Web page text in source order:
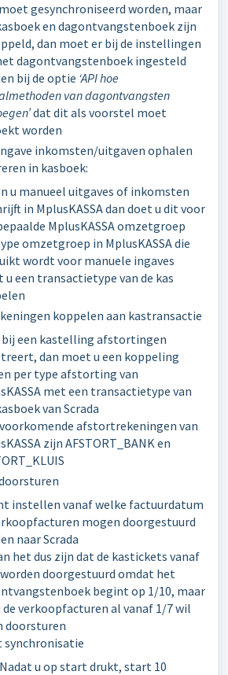
gesynchroniseerd worden, maar
en dagontvangstenboek zijn
dan moet er bij de instellingen
dagontvangstenboek ingesteld
bij de optie ‘API hoe
van dagontvangsten
dat dit als voorstel moet
worden
inkomsten/uitgaven ophalen
in kasboek:
u manueel uitgaves of inkomsten
in MplusKASSA dan doet u dit voor
MplusKASSA omzetgroep
omzetgroep in MplusKASSA die
wordt voor manuele ingaves
u een transactietype van de kas
koppelen aan kastransactie
bij een kastelling afstortingen
dan moet u een koppeling
per type afstorting van
met een transactietype van
van Scrada
afstortrekeningen van
zijn AFSTORT_BANK en
instellen vanaf welke factuurdatum
mogen doorgestuurd
naar Scrada
het dus zijn dat de kastickets vanaf
doorgestuurd omdat het
begint op 1/10, maar
de verkoopfacturen al vanaf 1/7 wil
doorsturen
synchronisatie
Nadat u op start drukt, start 10